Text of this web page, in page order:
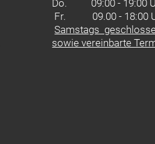
Do.
09:00 - 19:00
Fr. 09.00 - 18:00
Samstags
sowie vereinbarte